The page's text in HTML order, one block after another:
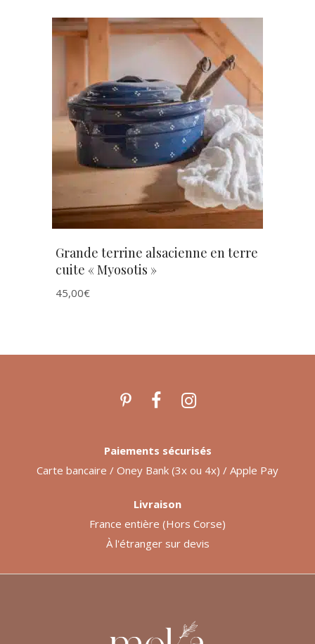
AJOUTER AU PANIER
Grande terrine alsacienne en terre
cuite « Myosotis »
45,00€
Paiements sécurisés
Carte bancaire / Oney Bank (3x ou 4x) / Apple Pay
Livraison
France entière (Hors Corse)
À l'étranger sur devis